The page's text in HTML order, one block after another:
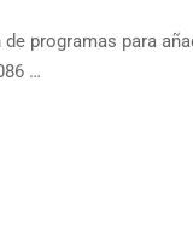
programas para
…